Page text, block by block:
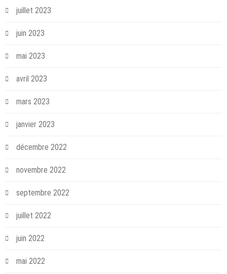
juillet 2023
juin 2023
mai 2023
avril 2023
mars 2023
janvier 2023
décembre 2022
novembre 2022
septembre 2022
juillet 2022
juin 2022
mai 2022